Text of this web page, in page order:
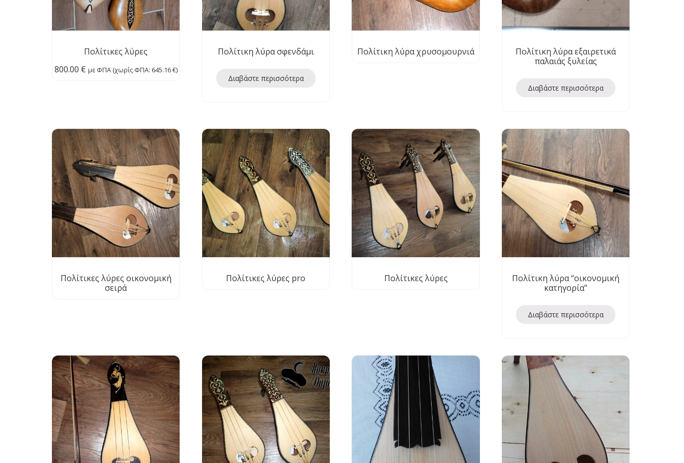
Πολίτικες λύρες
800.00 € με ΦΠΑ (χωρίς ΦΠΑ: 645.16€)
Πολίτικη λύρα σφενδάμι
Διαβάστε περισσότερα
Πολίτικη λύρα χρυσομουρνιά
Πολίτικη λύρα εξαιρετικά
παλαιάς ξυλείας
Διαβάστε περισσότερα
Πολίτικες λύρες οικονομική
σειρά
Πολίτικες λύρες pro Πολίτικες λύρες
Πολίτικη λύρα “οικονομική
κατηγορία”
Διαβάστε περισσότερα